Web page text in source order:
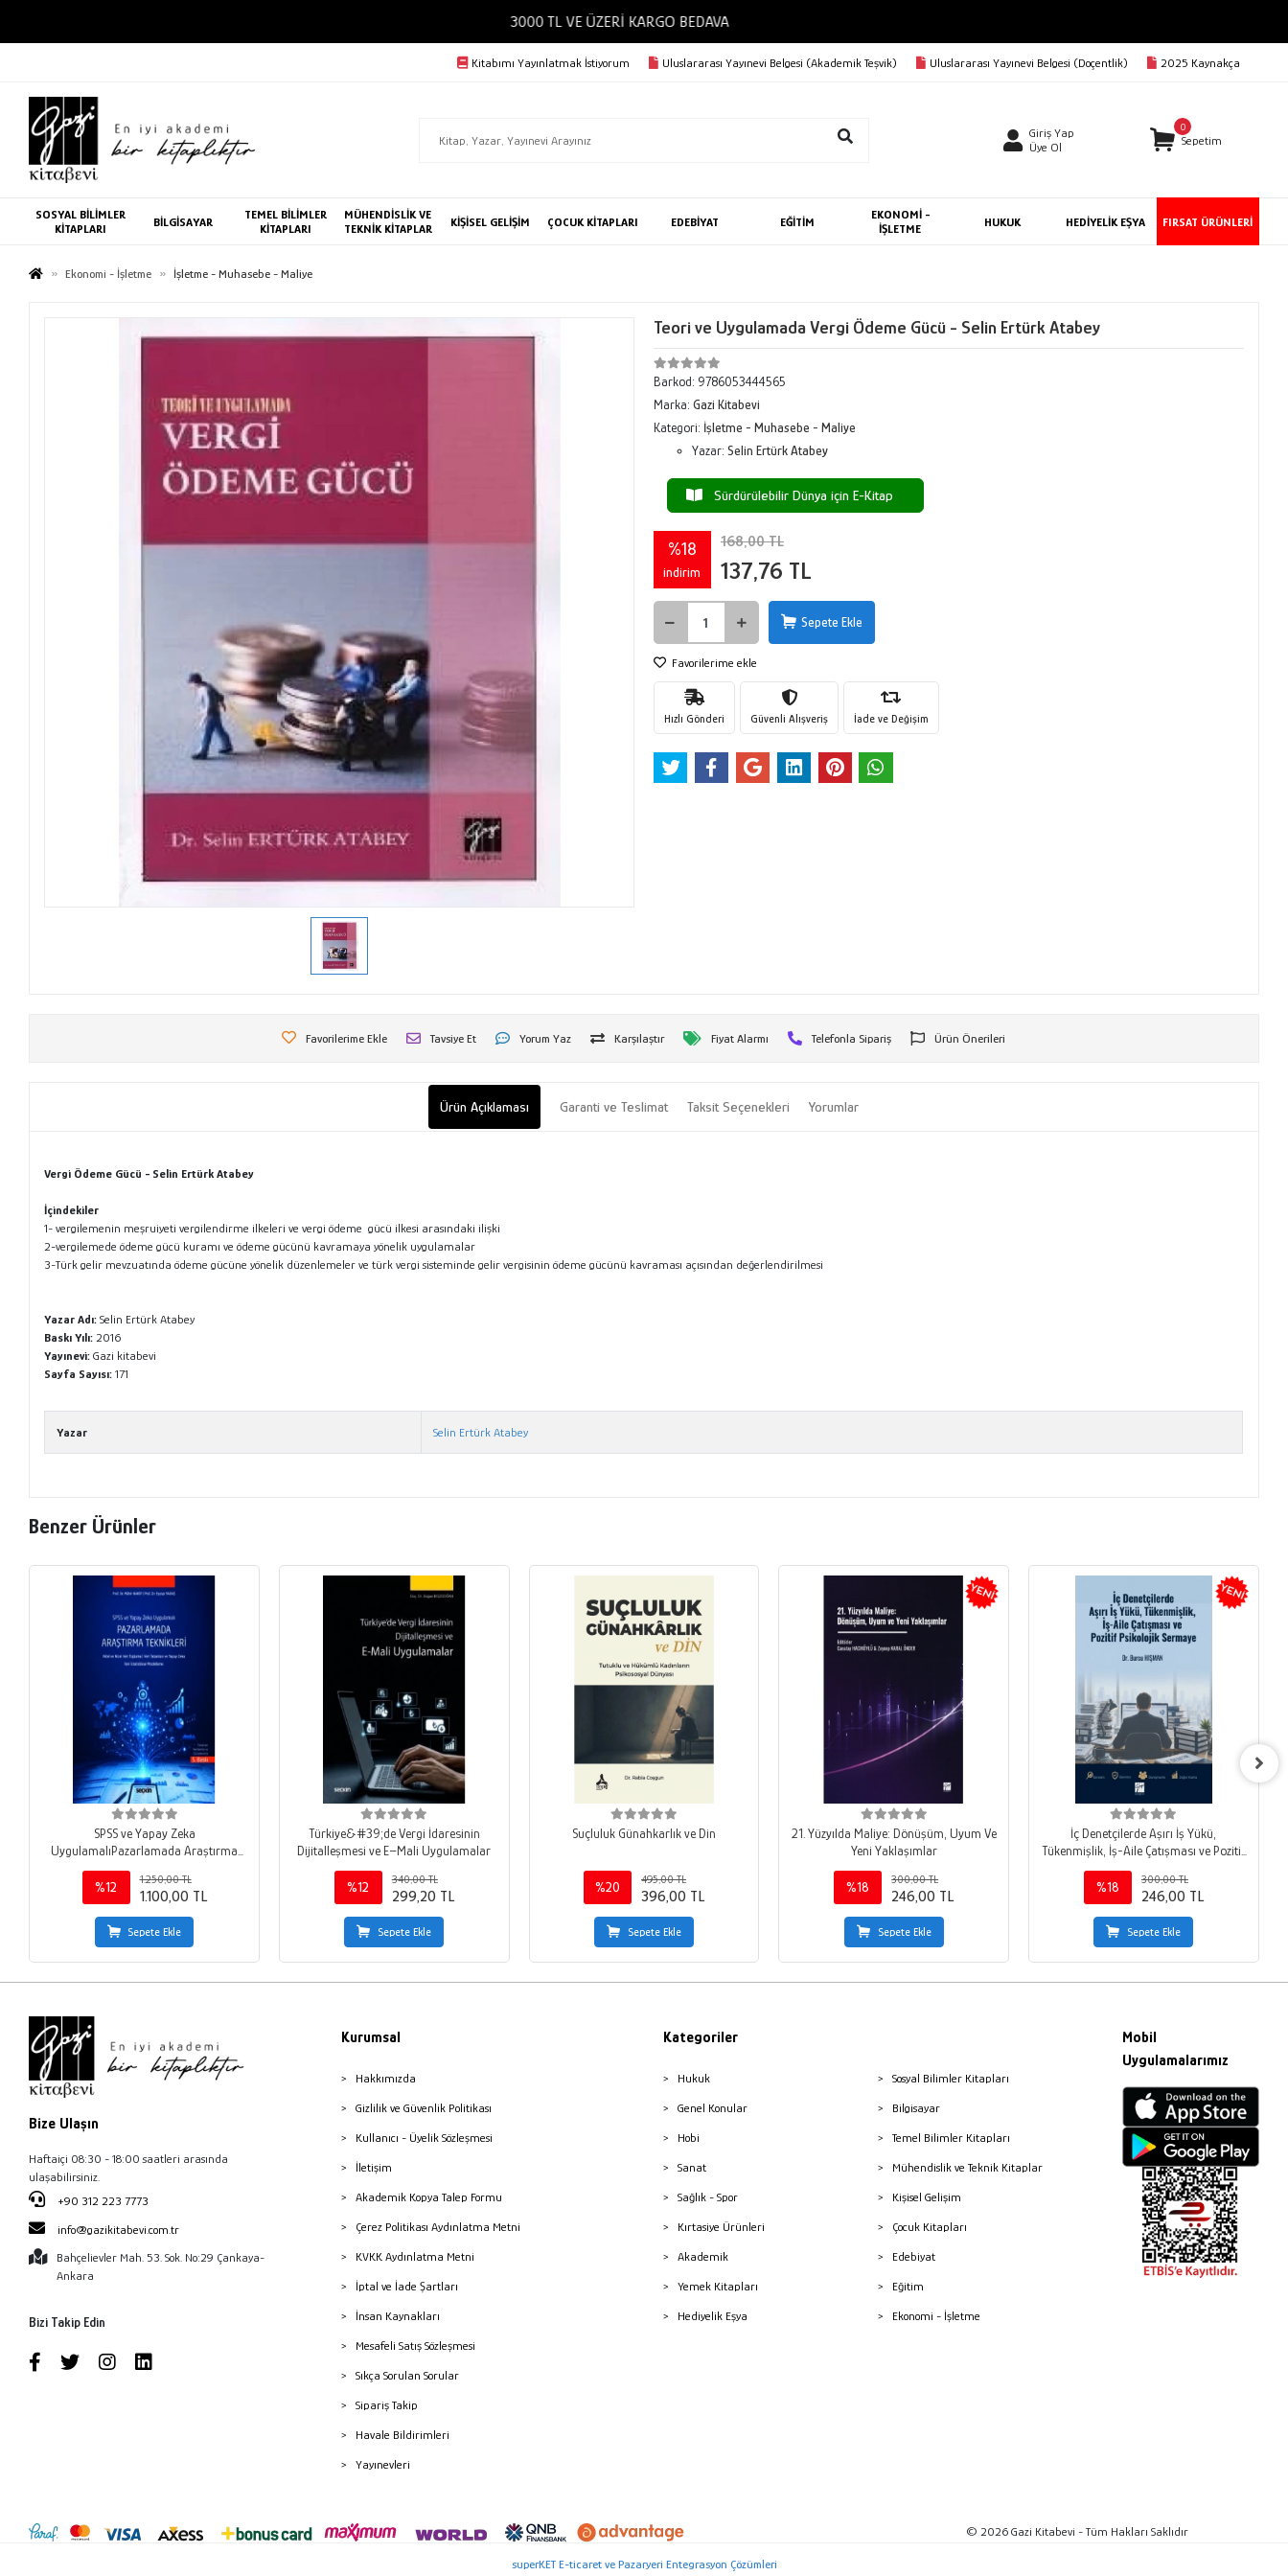
3000 TL VE ÜZERİ KARGO BEDAVA
Kitabımı Yayınlatmak İstiyorum Uluslararası Yayınevi Belgesi (Akademik Teşvik) Uluslararası Yayınevi Belgesi (Doçentlik) 2025 Kaynakça
Giriş Yap
Üye Ol
0
Sepetim
SOSYAL BİLİMLER
KİTAPLARI
BİLGİSAYAR
TEMEL BİLİMLER
KİTAPLARI
MÜHENDİSLİK VE
TEKNİK KİTAPLAR
KİŞİSEL GELİŞİM ÇOCUK KİTAPLARI EDEBİYAT EĞİTİM
EKONOMİ -
İŞLETME
HUKUK HEDİYELİK EŞYA FIRSAT ÜRÜNLERİ
Ekonomi - İşletme İşletme - Muhasebe - Maliye
Teori ve Uygulamada Vergi Ödeme Gücü - Selin Ertürk Atabey
Barkod: 9786053444565
Marka: Gazi Kitabevi
Kategori: İşletme - Muhasebe - Maliye
Yazar: Selin Ertürk Atabey
Sürdürülebilir Dünya için E-Kitap
%18
indirim
168,00 TL
137,76 TL
Sepete Ekle
Favorilerime ekle
Hızlı Gönderi Güvenli Alışveriş İade ve Değişim
Favorilerime Ekle Tavsiye Et Yorum Yaz Karşılaştır Fiyat Alarmı Telefonla Sipariş Ürün Önerileri
Ürün Açıklaması Garanti ve Teslimat Taksit Seçenekleri Yorumlar
Vergi Ödeme Gücü - Selin Ertürk Atabey
İçindekiler
1- vergilemenin meşruiyeti vergilendirme ilkeleri ve vergi ödeme gücü ilkesi arasındaki ilişki
2-vergilemede ödeme gücü kuramı ve ödeme gücünü kavramaya yönelik uygulamalar
3-Türk gelir mevzuatında ödeme gücüne yönelik düzenlemeler ve türk vergi sisteminde gelir vergisinin ödeme gücünü kavraması açısından değerlendirilmesi
Yazar Adı: Selin Ertürk Atabey
Baskı Yılı: 2016
Yayınevi: Gazi kitabevi
Sayfa Sayısı:171
Yazar Selin Ertürk Atabey
Benzer Ürünler
SPSS ve Yapay Zeka
UygulamalıPazarlamada Araştırma
Teknikleri Nitel ve Nicel Veri Toplama ¦
Veri Tabanları ve Yapay Zeka İleri
İstatistiksel Modelleme
%12
1.250,00 TL
1.100,00 TL
Sepete Ekle
Türkiye&#39;de Vergi İdaresinin
Dijitalleşmesi ve E–Mali Uygulamalar
%12
340,00 TL
299,20 TL
Sepete Ekle
Suçluluk Günahkarlık ve Din
%20
495,00 TL
396,00 TL
Sepete Ekle
21. Yüzyılda Maliye: Dönüşüm, Uyum Ve
Yeni Yaklaşımlar
%18
300,00 TL
246,00 TL
Sepete Ekle
İç Denetçilerde Aşırı İş Yükü,
Tükenmişlik, İş-Aile Çatışması ve Pozitif
Psikolojik Sermaye
%18
300,00 TL
246,00 TL
Sepete Ekle
Bize Ulaşın
Haftaiçi 08:30 - 18:00 saatleri arasında
ulaşabilirsiniz.
+90 312 223 7773
info@gazikitabevi.com.tr
Bahçelievler Mah. 53. Sok. No:29 Çankaya-
Ankara
Bizi Takip Edin
Kurumsal
Hakkımızda
Gizlilik ve Güvenlik Politikası
Kullanıcı - Üyelik Sözleşmesi
İletişim
Akademik Kopya Talep Formu
Çerez Politikası Aydınlatma Metni
KVKK Aydınlatma Metni
İptal ve İade Şartları
İnsan Kaynakları
Mesafeli Satış Sözleşmesi
Sıkça Sorulan Sorular
Sipariş Takip
Havale Bildirimleri
Yayınevleri
Kategoriler
Hukuk
Genel Konular
Hobi
Sanat
Sağlık - Spor
Kırtasiye Ürünleri
Akademik
Yemek Kitapları
Hediyelik Eşya
Sosyal Bilimler Kitapları
Bilgisayar
Temel Bilimler Kitapları
Mühendislik ve Teknik Kitaplar
Kişisel Gelişim
Çocuk Kitapları
Edebiyat
Eğitim
Ekonomi - İşletme
Mobil
Uygulamalarımız
© 2026 Gazi Kitabevi - Tüm Hakları Saklıdır
superKET E-ticaret ve Pazaryeri Entegrasyon Çözümleri